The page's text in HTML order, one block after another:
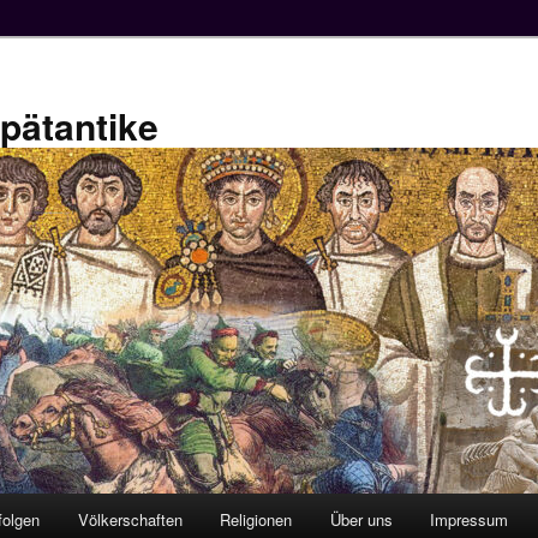
Völkerschaften Religionen Über uns Impressum